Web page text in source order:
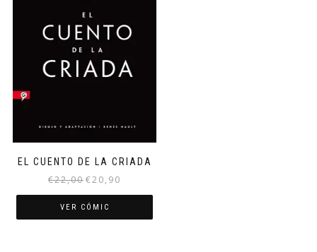
EL CUENTO DE LA CRIADA
€22,00 El
precio
original
era:
€20,90
precio
es:
VER CÓMIC